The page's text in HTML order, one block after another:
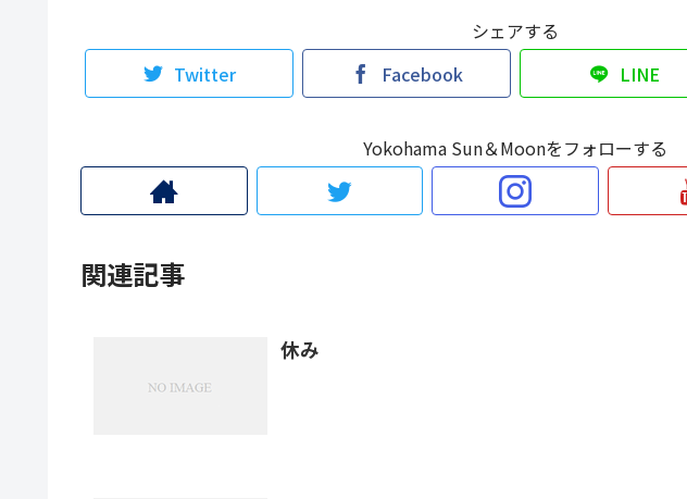
シェアする
Twitter
Facebook LINE
Yokohama Sun＆Moonをフォローする
関連記事
休み